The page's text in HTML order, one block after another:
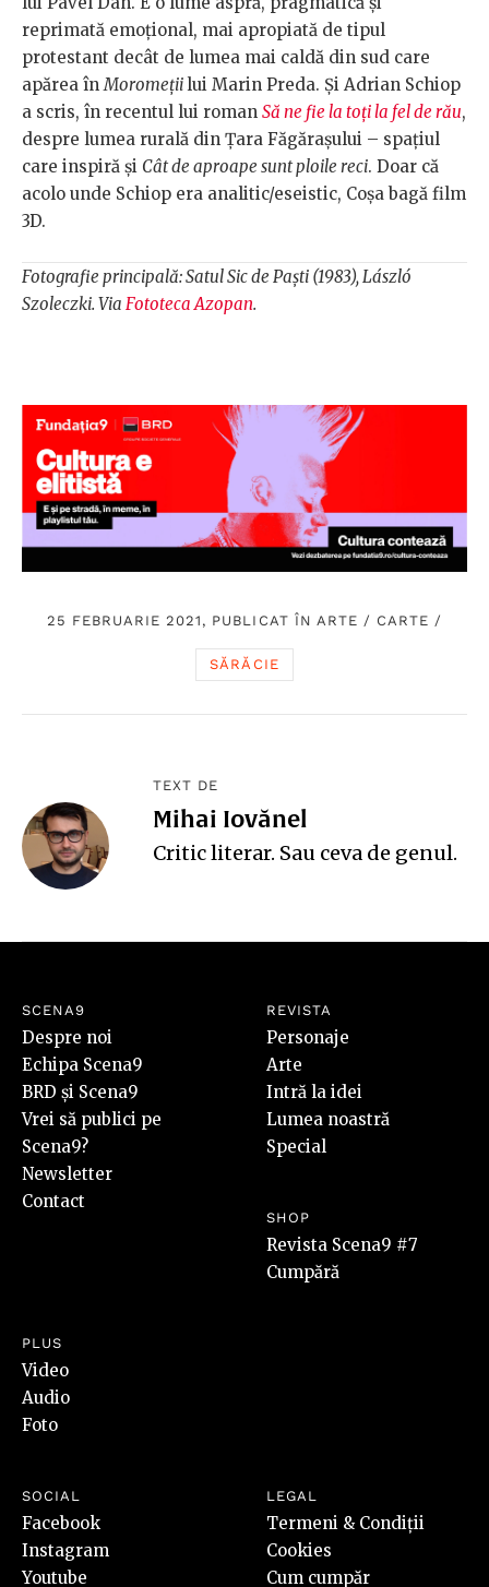
reprimată emoțional, mai apropiată de tipul
protestant decât de lumea mai caldă din sud care
apărea în Moromețiilui Marin Preda. Și Adrian Schiop
a scris, în recentul lui roman Să ne fie la toți la fel de rău,
despre lumea rurală din Ţara Făgăraşului – spațiul
care inspiră și Cât de aproape sunt ploile reci. Doar că
acolo unde Schiop era analitic/eseistic, Coșa bagă film
3D.
Fotografie principală: Satul Sic de Paști (1983), László
Szoleczki. Via Fototeca Azopan.
25 FEBRUARIE 2021, PUBLICAT ÎN ARTE / CARTE /
SĂRĂCIE
TEXT DE
Mihai Iovănel
Critic literar. Sau ceva de genul.
SCENA9
Despre noi
Echipa Scena9
BRD și Scena9
Vrei să publici pe
Scena9?
Newsletter
Contact
REVISTA
Personaje
Arte
Intră la idei
Lumea noastră
Special
SHOP
Revista Scena9 #7
Cumpără
PLUS
Video
Audio
Foto
SOCIAL
Facebook
Instagram
Youtube
LEGAL
Termeni & Condiții
Cookies
Cum cumpăr